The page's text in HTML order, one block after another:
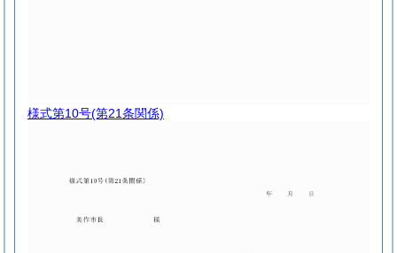
様式第10号(第21条関係)